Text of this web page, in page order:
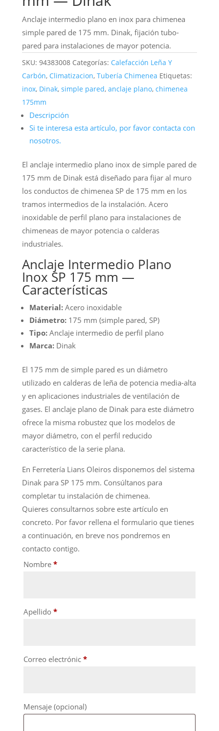
Anclaje intermedio plano en inox para chimenea
simple pared de 175 mm. Dinak, fijación tubo-
pared para instalaciones de mayor potencia.
SKU: 94383008 Categorías: Calefacción Leña Y
Carbón, Climatizacion, Tubería Chimenea Etiquetas:
inox, Dinak, simple pared, anclaje plano, chimenea
175mm
Descripción
Si te interesa esta artículo, por favor contacta con
nosotros.
El anclaje intermedio plano inox de simple pared de
175 mm de Dinak está diseñado para fijar al muro
los conductos de chimenea SP de 175 mm en los
tramos intermedios de la instalación. Acero
inoxidable de perfil plano para instalaciones de
chimeneas de mayor potencia o calderas
industriales.
Anclaje Intermedio Plano
Inox SP 175 mm —
Características
Material:Acero inoxidable
Diámetro:175 mm (simple pared, SP)
Tipo:Anclaje intermedio de perfil plano
Marca:Dinak
El 175 mm de simple pared es un diámetro
utilizado en calderas de leña de potencia media-alta
y en aplicaciones industriales de ventilación de
gases. El anclaje plano de Dinak para este diámetro
ofrece la misma robustez que los modelos de
mayor diámetro, con el perfil reducido
característico de la serie plana.
En Ferretería Lians Oleiros disponemos del sistema
Dinak para SP 175 mm. Consúltanos para
completar tu instalación de chimenea.
Quieres consultarnos sobre este artículo en
concreto. Por favor rellena el formulario que tienes
a continuación, en breve nos pondremos en
contacto contigo.
Nombre *
Apellido *
Correo electrónic *
Mensaje (opcional)